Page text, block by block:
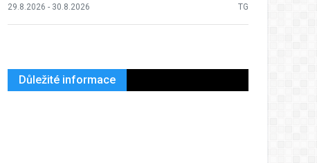
29.8.2026 - 30.8.2026 TG
Důležité informace